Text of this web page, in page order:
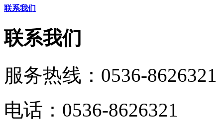
联系我们
联系我们
服务热线： 0536-8626321
电话：0536-8626321